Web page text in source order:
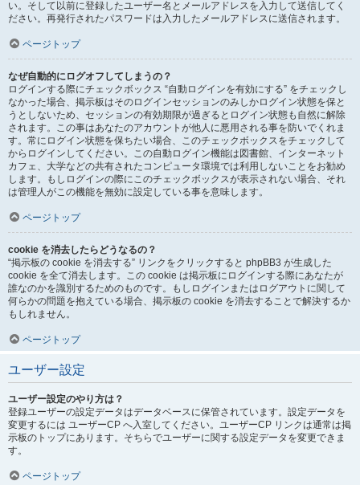
い。そして以前に登録したユーザー名とメールアドレスを入力して送信してく
ださい。再発行されたパスワードは入力したメールアドレスに送信されます。
ページトップ
なぜ自動的にログオフしてしまうの？
ログインする際にチェックボックス “自動ログインを有効にする” をチェックし
なかった場合、掲示板はそのログインセッションのみしかログイン状態を保と
うとしないため、セッションの有効期限が過ぎるとログイン状態も自然に解除
されます。この事はあなたのアカウントが他人に悪用される事を防いでくれま
す。常にログイン状態を保ちたい場合、このチェックボックスをチェックして
からログインしてください。この自動ログイン機能は図書館、インターネット
カフェ、大学などの共有されたコンピュータ環境では利用しないことをお勧め
します。もしログインの際にこのチェックボックスが表示されない場合、それ
は管理人がこの機能を無効に設定している事を意味します。
ページトップ
cookie を消去したらどうなるの？
“掲示板の cookie を消去する” リンクをクリックすると phpBB3 が生成した
cookie を全て消去します。この cookie は掲示板にログインする際にあなたが
誰なのかを識別するためのものです。もしログインまたはログアウトに関して
何らかの問題を抱えている場合、掲示板の cookie を消去することで解決するか
もしれません。
ページトップ
ユーザー設定
ユーザー設定のやり方は？
登録ユーザーの設定データはデータベースに保管されています。設定データを
変更するには ユーザーCP へ入室してください。ユーザーCP リンクは通常は掲
示板のトップにあります。そちらでユーザーに関する設定データを変更できま
す。
ページトップ